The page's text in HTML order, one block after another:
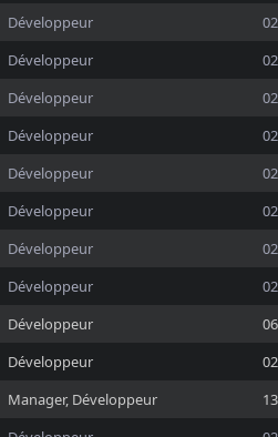
Développeur
Développeur
Développeur
Développeur
Développeur
Développeur
Développeur
Développeur
Développeur
Développeur
Manager, Développeur